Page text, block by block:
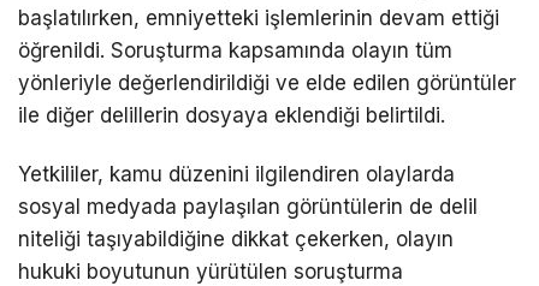
başlatılırken, emniyetteki işlemlerinin devam ettiği
öğrenildi. Soruşturma kapsamında olayın tüm
yönleriyle değerlendirildiği ve elde edilen görüntüler
ile diğer delillerin dosyaya eklendiği belirtildi.
Yetkililer, kamu düzenini ilgilendiren olaylarda
sosyal medyada paylaşılan görüntülerin de delil
niteliği taşıyabildiğine dikkat çekerken, olayın
hukuki boyutunun yürütülen soruşturma